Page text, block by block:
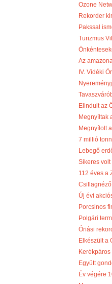
Ozone
Rekorder
Pakssal
Turizmus
Az
IV. Vidéki
Elindult az
Megnyíltak
Megnyílott
7 millió
Lebegő
Sikeres
112 éves a
Új évi
Porcsinos
Polgári
Óriási
Elkészült a
Együtt
Év végére